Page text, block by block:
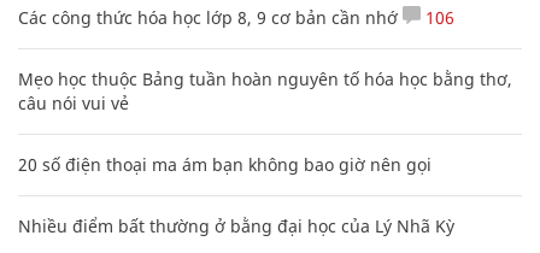
Các công thức hóa học lớp 8, 9 cơ bản cần nhớ 106
Mẹo học thuộc Bảng tuần hoàn nguyên tố hóa học bằng thơ,
câu nói vui vẻ
20 số điện thoại ma ám bạn không bao giờ nên gọi
Nhiều điểm bất thường ở bằng đại học của Lý Nhã Kỳ